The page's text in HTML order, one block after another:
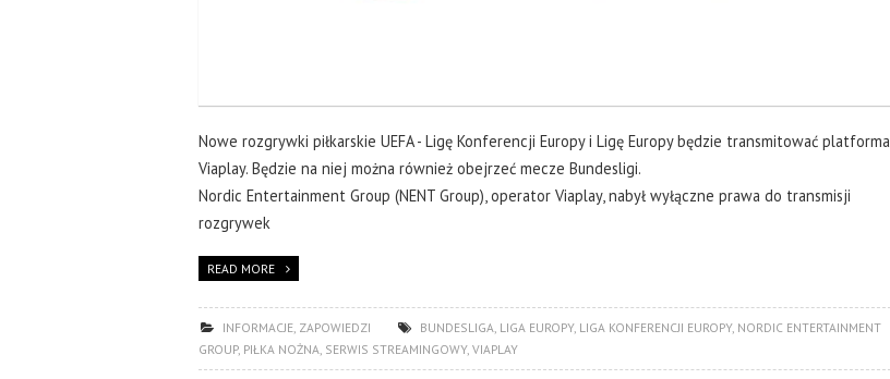
Nowe rozgrywki piłkarskie UEFA - Ligę Konferencji Europy i Ligę Europy będzie transmitować platforma
Viaplay. Będzie na niej można również obejrzeć mecze Bundesligi.
Nordic Entertainment Group (NENT Group), operator Viaplay, nabył wyłączne prawa do transmisji
rozgrywek
READ MORE
INFORMACJE, ZAPOWIEDZI BUNDESLIGA LIGA EUROPY, LIGA KONFERENCJI EUROPY, NORDIC ENTERTAINMENT
GROUP, PIŁKA NOŻNA SERWIS STREAMINGOWY, VIAPLAY